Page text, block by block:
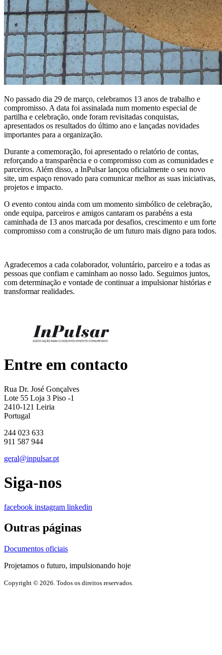
No passado dia 29 de março, celebramos 13 anos de trabalho e
compromisso. A data foi assinalada num momento especial de
partilha e celebração, onde foram revisitadas conquistas,
apresentados os resultados do último ano e lançadas novidades
importantes para a organização.
Durante a comemoração, foi apresentado o relatório de contas,
reforçando a transparência e o compromisso com as comunidades e
parceiros. Além disso, a InPulsar lançou oficialmente o seu novo
site, um espaço renovado para comunicar melhor as suas iniciativas,
projetos e impacto.
O evento contou ainda com um momento simbólico de celebração,
onde equipa, parceiros e amigos cantaram os parabéns a esta
caminhada de 13 anos marcada por desafios, crescimento e um forte
compromisso com a construção de um futuro mais digno para todos.
Agradecemos a cada colaborador, voluntário, parceiro e a todas as
pessoas que confiam e caminham ao nosso lado. Seguimos juntos,
com determinação e vontade de continuar a impulsionar histórias e
transformar realidades.
Entre em contacto
Rua Dr. José Gonçalves
Lote 55 Loja 3 Piso -1
2410-121 Leiria
Portugal
244 023 633
911 587 944
geral@inpulsar.pt
Siga-nos
facebook instagram linkedin
Outras páginas
Documentos oficiais
Projetamos o futuro, impulsionando hoje
Copyright © 2026. Todos os direitos reservados.